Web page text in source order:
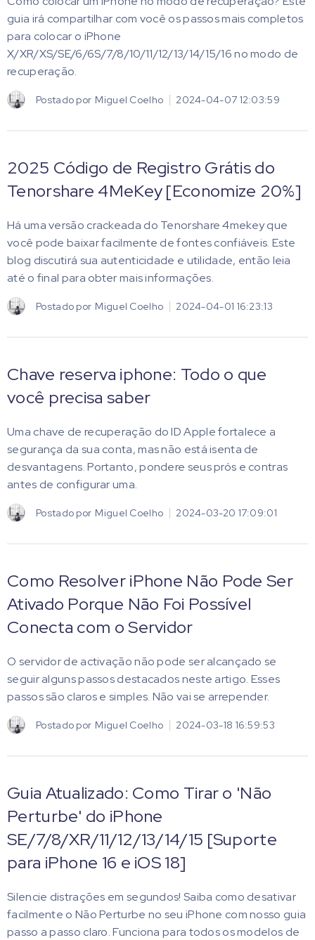
guia irá compartilhar com você os passos mais completos
para colocar o iPhone
X/XR/XS/SE/6/6S/7/8/10/11/12/13/14/15/16 no modo de
recuperação.
Postado por Miguel Coelho 2024-04-07 12:03:59
2025 Código de Registro Grátis do
Tenorshare 4MeKey [Economize 20%]
Há uma versão crackeada do Tenorshare 4mekey que
você pode baixar facilmente de fontes confiáveis. Este
blog discutirá sua autenticidade e utilidade, então leia
até o final para obter mais informações.
Postado por Miguel Coelho 2024-04-01 16:23:13
Chave reserva iphone: Todo o que
você precisa saber
Uma chave de recuperação do ID Apple fortalece a
segurança da sua conta, mas não está isenta de
desvantagens. Portanto, pondere seus prós e contras
antes de configurar uma.
Postado por Miguel Coelho 2024-03-20 17:09:01
Como Resolver iPhone Não Pode Ser
Ativado Porque Não Foi Possível
Conecta com o Servidor
O servidor de activação não pode ser alcançado se
seguir alguns passos destacados neste artigo. Esses
passos são claros e simples. Não vai se arrepender.
Postado por Miguel Coelho 2024-03-18 16:59:53
Guia Atualizado: Como Tirar o 'Não
Perturbe' do iPhone
SE/7/8/XR/11/12/13/14/15 [Suporte
para iPhone 16 e iOS 18]
Silencie distrações em segundos! Saiba como desativar
facilmente o Não Perturbe no seu iPhone com nosso guia
passo a passo claro. Funciona para todos os modelos de